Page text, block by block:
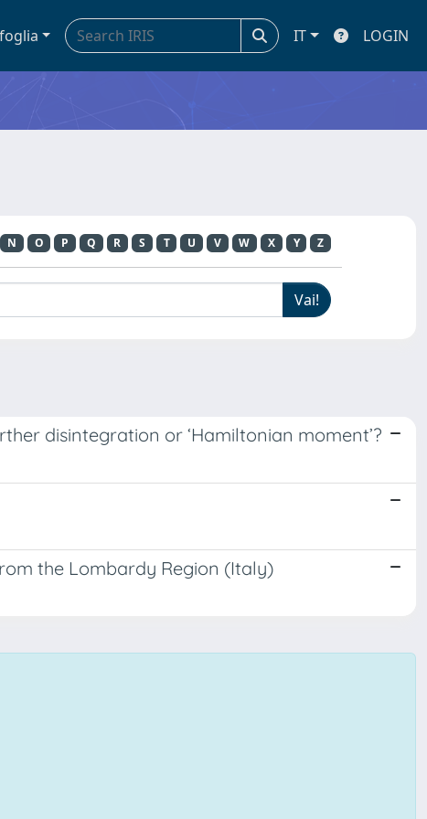
IT LOGIN
N O P Q R S T U V W X Y Z
disintegration or ‘Hamiltonian moment’?
the Lombardy Region (Italy)